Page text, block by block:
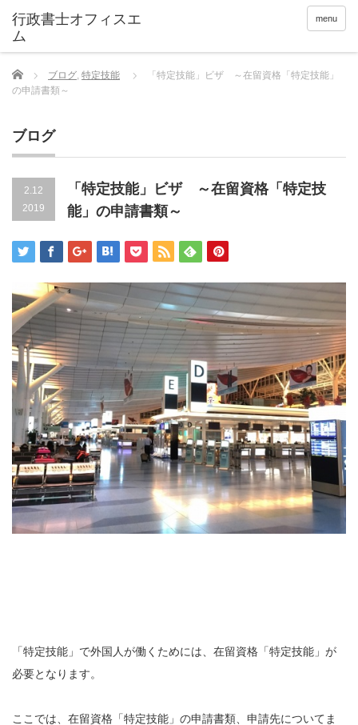
menu
Home ブログ, 特定技能
「特定技能」ビザ ～在留資格「特定技能」
の申請書類～
ブログ
2.12
2019
「特定技能」ビザ ～在留資格「特定技
能」の申請書類～
「特定技能」で外国人が働くためには、在留資格「特定技能」が
必要となります。
ここでは、在留資格「特定技能」の申請書類、申請先についてま